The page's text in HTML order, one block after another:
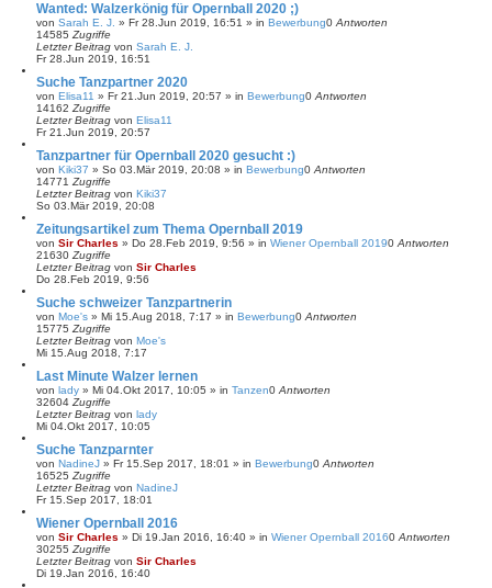
Wanted: Walzerkönig für Opernball 2020 ;)
von Sarah E. J. » Fr 28.Jun 2019, 16:51 » in Bewerbung0 Antworten
14585 Zugriffe
Letzter Beitrag von Sarah E. J.
Fr 28.Jun 2019, 16:51
Suche Tanzpartner 2020
von Elisa11 » Fr 21.Jun 2019, 20:57 » in Bewerbung0 Antworten
14162 Zugriffe
Letzter Beitrag von Elisa11
Fr 21.Jun 2019, 20:57
Tanzpartner für Opernball 2020 gesucht :)
von Kiki37 » So 03.Mär 2019, 20:08 » in Bewerbung0 Antworten
14771 Zugriffe
Letzter Beitrag von Kiki37
So 03.Mär 2019, 20:08
Zeitungsartikel zum Thema Opernball 2019
von Sir Charles » Do 28.Feb 2019, 9:56 » in Wiener Opernball 20190 Antworten
21630 Zugriffe
Letzter Beitrag von Sir Charles
Do 28.Feb 2019, 9:56
Suche schweizer Tanzpartnerin
von Moe's » Mi 15.Aug 2018, 7:17 » in Bewerbung0 Antworten
15775 Zugriffe
Letzter Beitrag von Moe's
Mi 15.Aug 2018, 7:17
Last Minute Walzer lernen
von lady » Mi 04.Okt 2017, 10:05 » in Tanzen0 Antworten
32604 Zugriffe
Letzter Beitrag von lady
Mi 04.Okt 2017, 10:05
Suche Tanzparnter
von NadineJ » Fr 15.Sep 2017, 18:01 » in Bewerbung0 Antworten
16525 Zugriffe
Letzter Beitrag von NadineJ
Fr 15.Sep 2017, 18:01
Wiener Opernball 2016
von Sir Charles » Di 19.Jan 2016, 16:40 » in Wiener Opernball 20160 Antworten
30255 Zugriffe
Letzter Beitrag von Sir Charles
Di 19.Jan 2016, 16:40